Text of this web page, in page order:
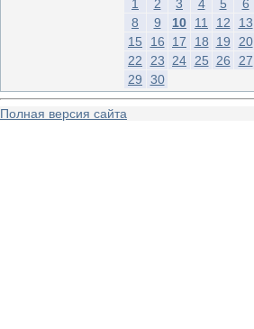
1
2 3 4 5 6
8
9 10 11 12 13
15
16 17 18 19 20
22
23 24 25 26 27
29
30
Полная версия сайта